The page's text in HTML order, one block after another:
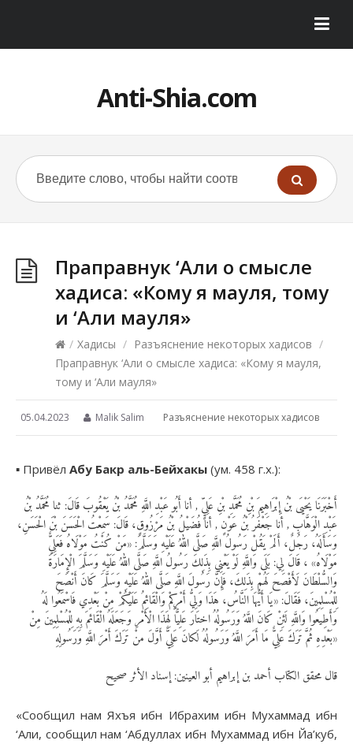
Anti-Shia.com
Праправнук ‘Али о смысле
хадиса: «Кому я мауля, тому
и ‘Али мауля»
/ Хадисы / Разъяснение некоторых хадисов /
Праправнук ‘Али о смысле хадиса: «Кому я мауля,
тому и ‘Али мауля»
05.04.2023 Malik Salim Разъяснение некоторых хадисов
▪︎ Привёл Абу Бакр аль-Бейхакы (ум. 458 г.х.):
أَخْبَرَنَا يَحْيَى بْنُ إِبْرَاهِيمَ بْنِ مُحَمَّدِ بْنِ عَلِيٍّ , أنا أَبُو عَبْدِ اللَّهِ مُحَمَّدُ بْنُ يَعْقُوبَ قَالَ: ثنا مُحَمَّدُ بْنُ
عَبْدِ الْوَهَّابِ , أنا جَعْفَرُ بْنُ عَوْنٍ , أنا فُضَيْلُ بْنُ مَرْزُوقٍ، قَالَ: سَمِعْتُ الْحَسَنَ بْنَ الْحَسَنِ،
وَسَأَلَهُ، رَجُلٌ، أَلَمْ يَقُلْ رَسُولُ اللَّهِ صَلَّى اللهُ عَلَيْهِ وَسَلَّمَ: «مَنْ كُنْتُ مَوْلَاهُ فَعَلِيٌّ
مَوْلَاهُ» ، قَالَ لِي: بَلَى وَاللَّهِ لَوْ يَعْنِي بِذَلِكَ رَسُولُ اللَّهِ صَلَّى اللهُ عَلَيْهِ وَسَلَّمَ الْإِمَارَةَ
وَالسُّلْطَانَ لَأَفْصَحَ لَهُمْ بِذَلِكَ، فَإِنَّ رَسُولَ اللَّهِ صَلَّى اللهُ عَلَيْهِ وَسَلَّمَ كَانَ أَنْصَحَ
لِلْمُسْلِمِينَ، فَقَالَ: «يَا أَيُّهَا النَّاسُ، هَذَا وَلِيُّ أَمْرِكِمْ وَالْقَائِمُ عَلَيْكُمْ مِنْ بَعْدِي فَاسْمَعُوا لَهُ
وَأَطِيعُوا وَاللَّهِ لَئِنْ كَانَ اللَّهُ وَرَسُولُهُ اختَارَ عَلِيًّا لِهَذَا الْأَمْرِ وَجَعَلَهُ الْقَائمَ بِهِ لِلْمُسْلِمِينَ مِنْ
بَعْدِهِ ثُمَّ تَرَكَ عَلِيٌّ مَا أَمَرَ اللَّهُ وَرَسُولُهُ لَكانَ عَلِيٌّ أَوَّلَ منْ تَرَكَ أَمْرَ اللَّهِ وَرَسُولِهِ»
قال محقق الكتاب أحمد بن إبراهيم أبو العينين: إسناد الأثر صحيح
«Сообщил нам Яхъя ибн Ибрахим ибн Мухаммад ибн
‘Али, сообщил нам ‘Абдуллах ибн Мухаммад ибн Йа’куб,